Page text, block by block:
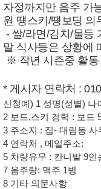
자정까지만 음주 가
원 떙스키/떙보딩 의
- 쌀/라면/김치/물등
말 식사등은 상황에
※ 작년 시즌중 활동
* 게시자 연락처 :
신청예) 1 성명(성별) 나
2 보드,스키 경력 : 보드
3 주소지 : 집- 대림동
4 연락처 , 메일주소:
5 차량유무 : 칸니발 9인
7 음주량: 맥주 1병
8 기타 의문사항